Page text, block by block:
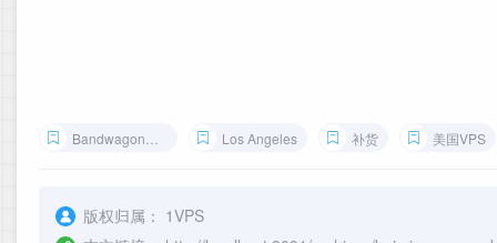
BandwagonHost Los Angeles 补货 美国VPS
版权归属： 1VPS